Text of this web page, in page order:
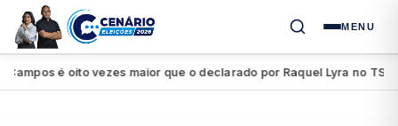
MENU
é oito vezes maior que o declarado por Raquel Lyra no TSE ●